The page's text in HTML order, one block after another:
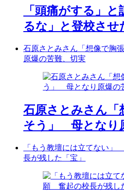
「頭痛がする」
るな」と登校させ
石原さとみさん「想像で胸
原爆の苦難、切実
石原さとみさん「
そう」 母となり
「もう教壇には立てない
長が残した「宝」